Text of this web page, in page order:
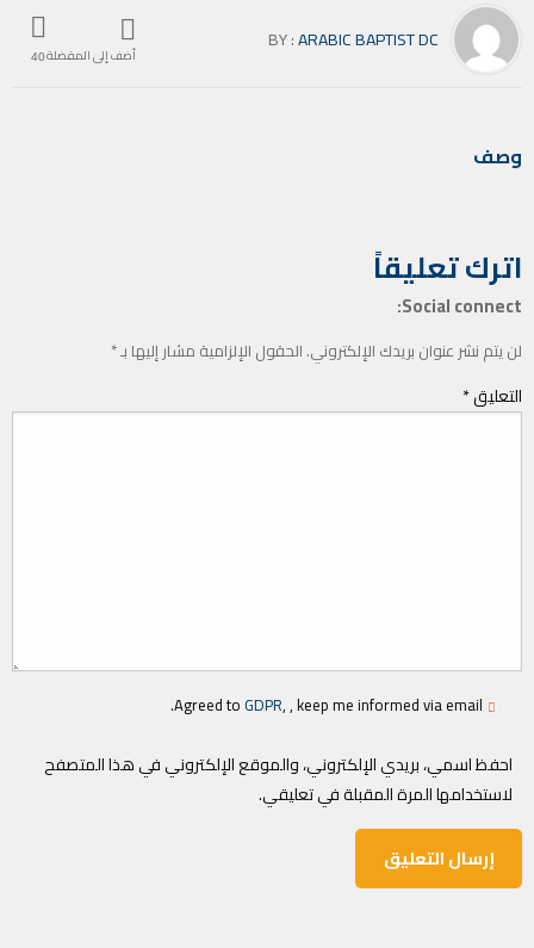
أضف إلى المفضلة40
BY :ARABIC BAPTIST DC
وصف
اترك تعليقاً
Social connect:
لن يتم نشر عنوان بريدك الإلكتروني. الحقول الإلزامية مشار إليها بـ*
التعليق*
Agreed toGDPR, , keep me informed via email.
احفظ اسمي، بريدي الإلكتروني، والموقع الإلكتروني في هذا المتصفح
لاستخدامها المرة المقبلة في تعليقي.